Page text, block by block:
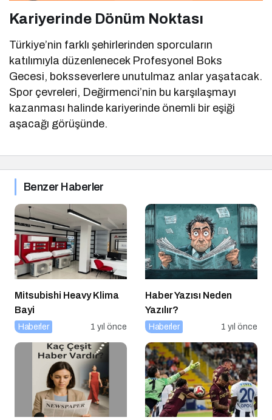
Kariyerinde Dönüm Noktası
Türkiye’nin farklı şehirlerinden sporcuların
katılımıyla düzenlenecek Profesyonel Boks
Gecesi, boksseverlere unutulmaz anlar yaşatacak.
Spor çevreleri, Değirmenci’nin bu karşılaşmayı
kazanması halinde kariyerinde önemli bir eşiği
aşacağı görüşünde.
Benzer Haberler
Mitsubishi Heavy Klima
Bayi
Haberler 1 yıl önce
Haber Yazısı Neden
Yazılır?
Haberler 1 yıl önce